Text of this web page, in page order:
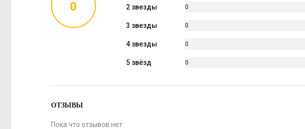
0 2 звезды
0
3 звезды
0
4 звезды
0
5 звёзд
0
ОТЗЫВЫ
Пока что отзывов нет